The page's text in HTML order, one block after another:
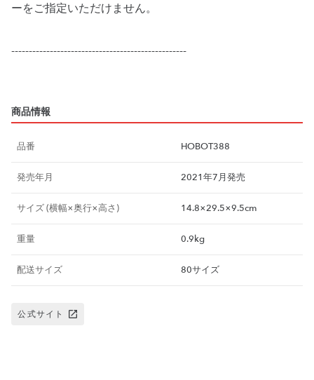
ーをご指定いただけません。
--------------------------------------------------
商品情報
品番 HOBOT388
発売年月 2021年7月発売
サイズ (横幅×奥行×高さ) 14.8×29.5×9.5cm
重量 0.9kg
配送サイズ 80サイズ
公式サイト